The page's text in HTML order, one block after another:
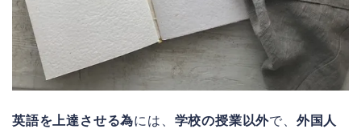
英語を上達させる為には、 学校の授業以外で、 外国人